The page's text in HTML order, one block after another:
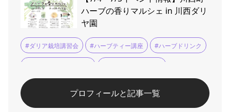
ハーブの香りマルシェ in 川西ダリ
ヤ園
#ダリア栽培講習会 #ハーブティー講座 #ハーブドリンク
プロフィールと記事一覧